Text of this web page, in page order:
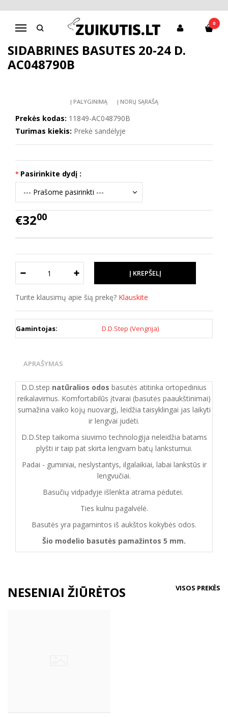
Navigacija
0
Pagrindinis Batai mergaitei
D.D.Step batai mergaitėms
Sidabrinės basutės 20-24 d. AC048790B
SIDABRINĖS BASUTĖS 20-24 D.
AC048790B
Į PALYGINIMĄ Į NORŲ SĄRAŠĄ
Prekės kodas: 11849-AC048790B
Turimas kiekis: Prekė sandėlyje
Pasirinkite dydį :
€3200
Turite klausimų apie šią prekę? Klauskite
Gamintojas: D.D.Step (Vengrija)
APRAŠYMAS
D.D.step natūralios odos basutės atitinka ortopedinius
reikalavimus. Komfortabilūs įtvarai (basutės paaukštinimai)
sumažina vaiko kojų nuovargį, leidžia taisyklingai jas laikyti
ir lengvai judėti.
D.D.Step taikoma siuvimo technologija neleidžia batams
plyšti ir taip pat skirta lengvam batų lankstumui.
Padai - guminiai, neslystantys, ilgalaikiai, labai lankstūs ir
lengvučiai.
Basučių vidpadyje išlenkta atrama pėdutei.
Ties kulnu pagalvėlė.
Basutės yra pagamintos iš aukštos kokybės odos.
Šio modelio basutės pamažintos 5 mm.
NESENIAI ŽIŪRĖTOS VISOS PREKĖS